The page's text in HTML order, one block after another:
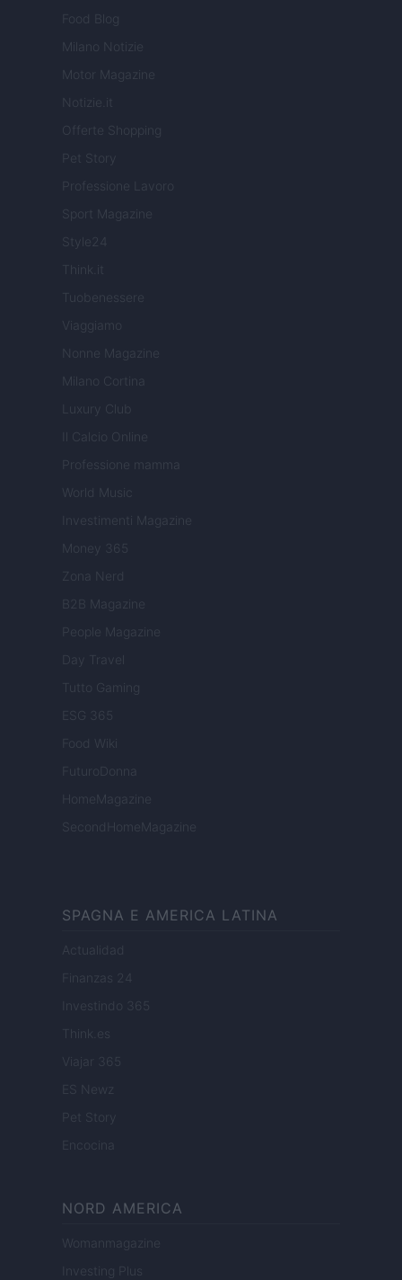
Food Blog
Milano Notizie
Motor Magazine
Notizie.it
Offerte Shopping
Pet Story
Professione Lavoro
Sport Magazine
Style24
Think.it
Tuobenessere
Viaggiamo
Nonne Magazine
Milano Cortina
Luxury Club
Il Calcio Online
Professione mamma
World Music
Investimenti Magazine
Money 365
Zona Nerd
B2B Magazine
People Magazine
Day Travel
Tutto Gaming
ESG 365
Food Wiki
FuturoDonna
HomeMagazine
SecondHomeMagazine
SPAGNA E AMERICA LATINA
Actualidad
Finanzas 24
Investindo 365
Think.es
Viajar 365
ES Newz
Pet Story
Encocina
NORD AMERICA
Womanmagazine
Investing Plus